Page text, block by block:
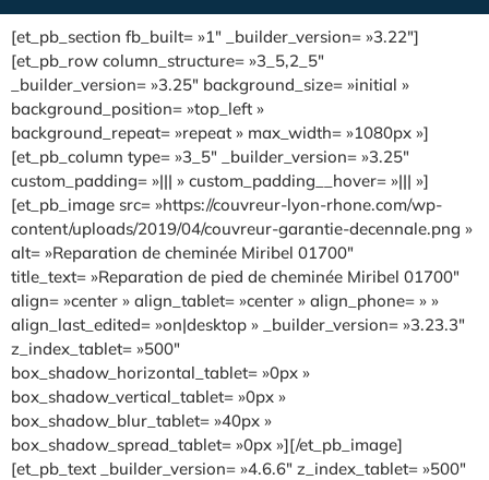
[et_pb_section fb_built= »1″ _builder_version= »3.22″]
[et_pb_row column_structure= »3_5,2_5″
_builder_version= »3.25″ background_size= »initial »
background_position= »top_left »
background_repeat= »repeat » max_width= »1080px »]
[et_pb_column type= »3_5″ _builder_version= »3.25″
custom_padding= »||| » custom_padding__hover= »||| »]
[et_pb_image src= »https://couvreur-lyon-rhone.com/wp-
content/uploads/2019/04/couvreur-garantie-decennale.png »
alt= »Reparation de cheminée Miribel 01700″
title_text= »Reparation de pied de cheminée Miribel 01700″
align= »center » align_tablet= »center » align_phone= » »
align_last_edited= »on|desktop » _builder_version= »3.23.3″
z_index_tablet= »500″
box_shadow_horizontal_tablet= »0px »
box_shadow_vertical_tablet= »0px »
box_shadow_blur_tablet= »40px »
box_shadow_spread_tablet= »0px »][/et_pb_image]
[et_pb_text _builder_version= »4.6.6″ z_index_tablet= »500″